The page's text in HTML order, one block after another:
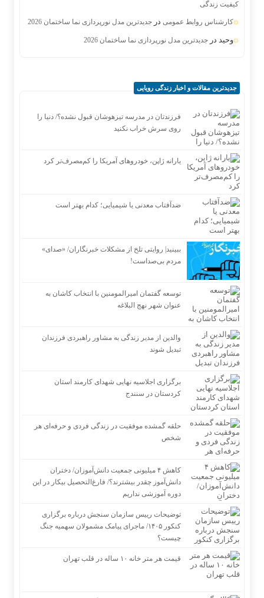
کیفیت زندگی
کارشناس روابط عمومی در جدیدترین مدل نورپردازی نما ساختمان 2026
وحید در جدیدترین مدل نورپردازی نما ساختمان 2026
جدیدترین مقالات و اخبار زندگی رویایی
فرزندتان در مدرسه تیزهوشان قبول نشده؟/ دنیا را
روی سرش خراب نکنید
یارانه ژاپن، خودروهای آمریکا را کم‌مصرف‌تر کرد
ضدآفتاب‌ معدنی یا شیمیایی؛ کدام بهتر است
ببینید| روایتی تلخ از مشکلات خبرنگاران/ «صدای»
‌مردم بی‌صدا‌ست!
توسعه گفتمان امیرالمومنین با انتخاب کاشان به
عنوان شهر نهج البلاغه
والدین از مدیر زندگی به مشاور راهبردی فرزندان
تبدیل شوند
برگزاری اجلاسیه نهایی شهدای کارمند استان
کردستان در سنندج
حلقه گمشده موفقیت در زندگی فردی و حرفه‌ای هر
شخص
کاهش ۴ میلیونی جمعیت دانش‌آموزان/ دختران
دانش‌آموز چقدر بیشترند؟/ فارغ‌التحصیل بیکار در این
دوره آموزشی نداریم
توضیحات رییس سازمان سنجش درباره برگزاری
کنکور ۱۴۰۵/ ماجرای پیامک مشمولان سهمیه جنگ
چیست؟
قیمت هر متر خانه ۱۰ ساله در قلب تهران